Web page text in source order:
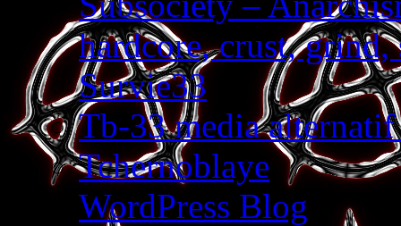
hardcore, crust,
Survie33
Tb-33 media
Tchernoblaye
WordPress Blog